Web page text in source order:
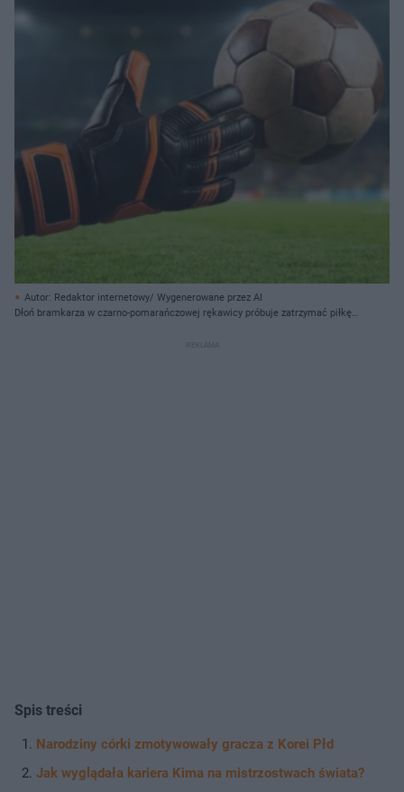
Autor: Redaktor internetowy/ Wygenerowane przez AI
Dłoń bramkarza w czarno-pomarańczowej rękawicy próbuje zatrzymać piłkę
Spis treści
Narodziny córki zmotywowały gracza z Korei Płd
Jak wyglądała kariera Kima na mistrzostwach świata?